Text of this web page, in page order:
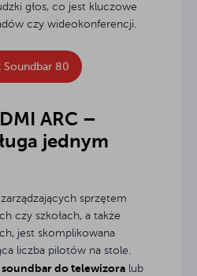
głos, co jest kluczowe
czy wideokonferencji.
Soundbar 80
ARC –
jednym
sprzętem
czy szkołach, a także
jest skomplikowana
liczba pilotów na stole.
do telewizora lub